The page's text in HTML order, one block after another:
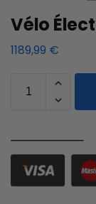
Vélo
1189,99 €